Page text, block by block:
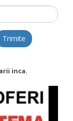
Trimite
inca.